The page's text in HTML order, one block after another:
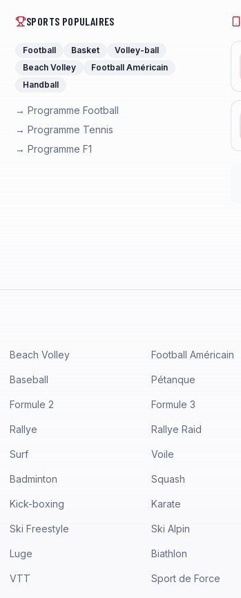
SPORTS POPULAIRES
Football Basket
Volley-ball
Beach Volley
Football Américain
Handball
→ Programme Football
→ Programme Tennis
→ Programme F1
Beach Volley Football Américain
Baseball Pétanque
Formule 2 Formule 3
Rallye Rallye Raid
Surf Voile
Badminton Squash
Kick-boxing Karate
Ski Freestyle Ski Alpin
Luge Biathlon
VTT Sport de Force